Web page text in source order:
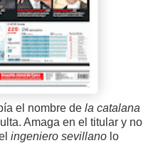
el nombre de la catalana
Amaga en el titular y no
ingeniero sevillano lo